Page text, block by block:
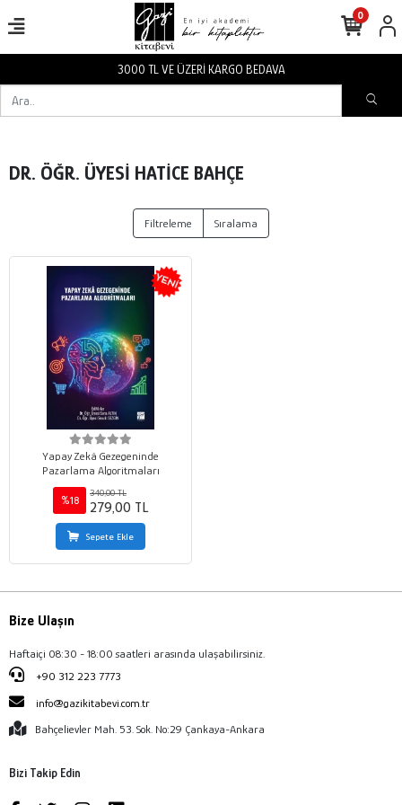
3000 TL VE ÜZERİ KARGO BEDAVA
0
DR. ÖĞR. ÜYESİ HATİCE BAHÇE
Filtreleme Sıralama
Yapay Zekâ Gezegeninde
Pazarlama Algoritmaları
%18
340,00 TL
279,00 TL
Sepete Ekle
Bize Ulaşın
Haftaiçi 08:30 - 18:00 saatleri arasında ulaşabilirsiniz.
+90 312 223 7773
info@gazikitabevi.com.tr
Bahçelievler Mah. 53. Sok. No:29 Çankaya-Ankara
Bizi Takip Edin